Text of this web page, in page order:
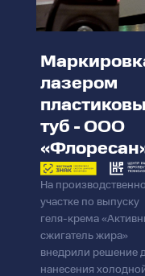
лазером
туб - ООО
На
участке по выпуску
геля-крема
сжигатель жира»
внедрили решение
нанесения